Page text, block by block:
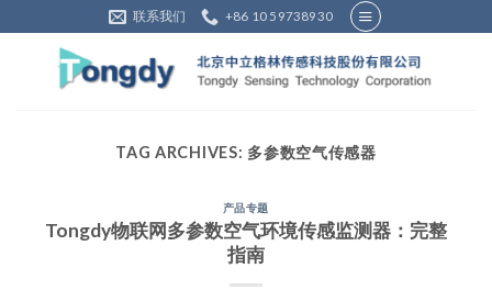
to
联系我们 +86 10 59738930
TAG ARCHIVES: 多参数空气传感器
产品专题
Tongdy物联网多参数空气环境传感监测器：完整
指南